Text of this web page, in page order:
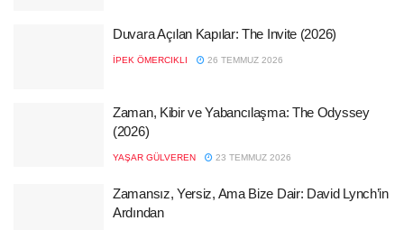
Duvara Açılan Kapılar: The Invite (2026)
İPEK ÖMERCIKLI 26 TEMMUZ 2026
Zaman, Kibir ve Yabancılaşma: The Odyssey
(2026)
YAŞAR GÜLVEREN 23 TEMMUZ 2026
Zamansız, Yersiz, Ama Bize Dair: David Lynch’in
Ardından